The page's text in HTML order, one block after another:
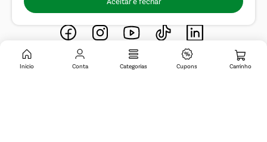
Inicio Conta Categorias Cupons
Negócios Imobiliários
Novos Fornecedores